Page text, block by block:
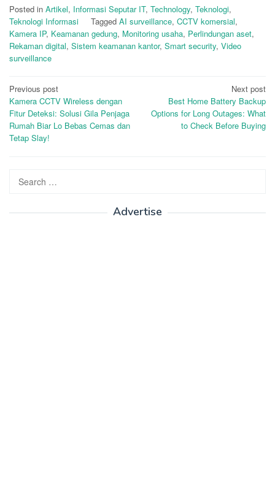
Posted in Artikel, Informasi Seputar IT, Technology, Teknologi,
Teknologi Informasi
Tagged AI surveillance, CCTV komersial,
Kamera IP, Keamanan gedung, Monitoring usaha, Perlindungan aset,
Rekaman digital, Sistem keamanan kantor, Smart security, Video
surveillance
Post
navigation
Previous post
Kamera CCTV Wireless dengan
Fitur Deteksi: Solusi Gila Penjaga
Rumah Biar Lo Bebas Cemas dan
Tetap Slay!
Next post
Best Home Battery Backup
Options for Long Outages: What
to Check Before Buying
Search
Advertise